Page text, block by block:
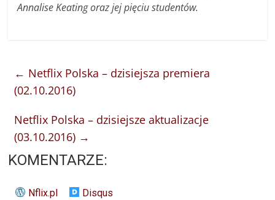
Annalise Keating oraz jej pięciu studentów.
← Netflix Polska – dzisiejsza premiera
(02.10.2016)
Netflix Polska – dzisiejsze aktualizacje
(03.10.2016) →
KOMENTARZE:
Nflix.pl Disqus